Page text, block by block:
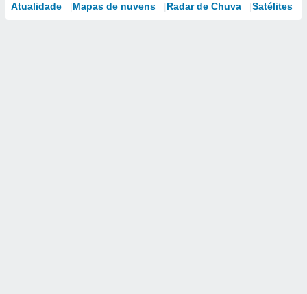
Atualidade Mapas de nuvens Radar de Chuva Satélites